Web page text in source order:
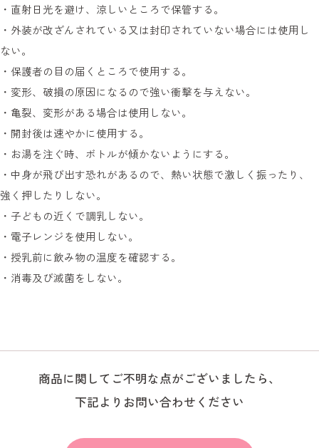
カバンの中のスペースも取りません。
ミルクの吸いだし量が３段階にコントロールできます
吸い穴の形状が楕円形になっており、向きを変えるこ
とで吸い出し量を調整する事ができます。
お子様の年齢や体調に合せてご使用いただけます。
ジャバラ式のボトルなので自由に角度の調整ができま
す
通常のほ乳瓶と違いジャバラ式ですので、授乳時に赤
ちゃんの首の角度に合せてボトルの角度を自由に調整
できます。
ミルクの量がひと目でわかります
ボトルは20mlごとにメモリがついていますので、どこ
でも飲みたい分だけミルクを用意できます。
各種ミルクに対応しています
夜間の授乳時に
寝不足気味なママも、授乳に慣れていないパパも、安
心してすぐに使うことができます。
災害時の緊急用に
災害や停電時などの非常用としてもお使いいただけま
①カプセルを開けると、 上フタに乳首とキャップがセ
ットされています。
そのまま取り外さずに乳首を上向きにして、 平らな場
所に置きます。
②ボトルをカプセルから取り出し、 折りたたみ部分を
完全に引き伸ばします。
イラストのように扇状に伸ばすと、 スムーズに広げら
れます。
③ボトルに用意した粉ミルクとお湯を注ぎ、 カプセル
上フタからキャップを取り外し、 ボトルにしっかり取
り付けます。
ボトルを振ってミルクを溶かし、 ミルクが適温になり
ましたら乳首カバーを外して授乳してください。
・直射日光を避け、涼しいところで保管する。
・外装が改ざんされている又は封印されていない場合には使用し
ない。
・保護者の目の届くところで使用する。
・変形、破損の原因になるので強い衝撃を与えない。
・亀裂、変形がある場合は使用しない。
・開封後は速やかに使用する。
・お湯を注ぐ時、ボトルが傾かないようにする。
・中身が飛び出す恐れがあるので、熱い状態で激しく振ったり、
強く押したりしない。
・子どもの近くで調乳しない。
・電子レンジを使用しない。
・授乳前に飲み物の温度を確認する。
・消毒及び滅菌をしない。
商品に関してご不明な点がございましたら、
下記よりお問い合わせください